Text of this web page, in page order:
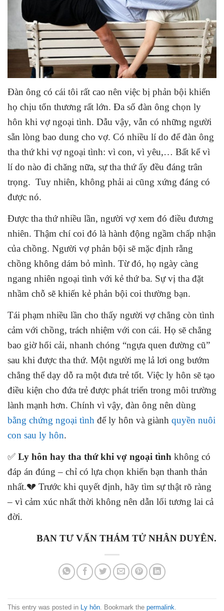
Đàn ông có cái tôi rất cao nên việc bị phản bội khiến
họ chịu tổn thương rất lớn. Đa số đàn ông chọn ly
hôn khi vợ ngoại tình. Dẫu vậy, vẫn có những người
sẵn lòng bao dung cho vợ. Có nhiều lí do để đàn ông
tha thứ khi vợ ngoại tình: vì con, vì yêu,… Bất kể vì
lí do nào đi chăng nữa, sự tha thứ ấy đều đáng trân
trọng. Tuy nhiên, không phải ai cũng xứng đáng có
được nó.
Được tha thứ nhiều lần, người vợ xem đó điều đương
nhiên. Thậm chí coi đó là hành động ngầm chấp nhận
của chồng. Người vợ phản bội sẽ mặc định rằng
chồng không dám bỏ mình. Từ đó, họ ngày càng
ngang nhiên ngoại tình với kẻ thứ ba. Sự vị tha đặt
nhầm chỗ sẽ khiến kẻ phản bội coi thường bạn.
Tái phạm nhiều lần cho thấy người vợ chẳng còn tình
cảm với chồng, trách nhiệm với con cái. Họ sẽ chẳng
bao giờ hối cải, nhanh chóng “ngựa quen đường cũ”
sau khi được tha thứ. Một người mẹ lả lơi ong bướm
chẳng thể dạy dỗ ra một đưa trẻ tốt. Việc ly hôn sẽ tạo
điều kiện cho đứa trẻ được phát triển trong môi trường
lành mạnh hơn. Chính vì vậy, đàn ông nên dùng
bằng chứng ngoại tình để ly hôn và giành quyền nuôi
con sau ly hôn.
✅ Ly hôn hay tha thứ khi vợ ngoại tình không có
đáp án đúng – chỉ có lựa chọn khiến bạn thanh thản
nhất.💔 Trước khi quyết định, hãy tìm sự thật rõ ràng
– vì cảm xúc nhất thời không nên dẫn lối tương lai cả
đời.
BAN TƯ VẤN THÁM TỬ NHÂN DUYÊN.
This entry was posted in Ly hôn . Bookmark the permalink